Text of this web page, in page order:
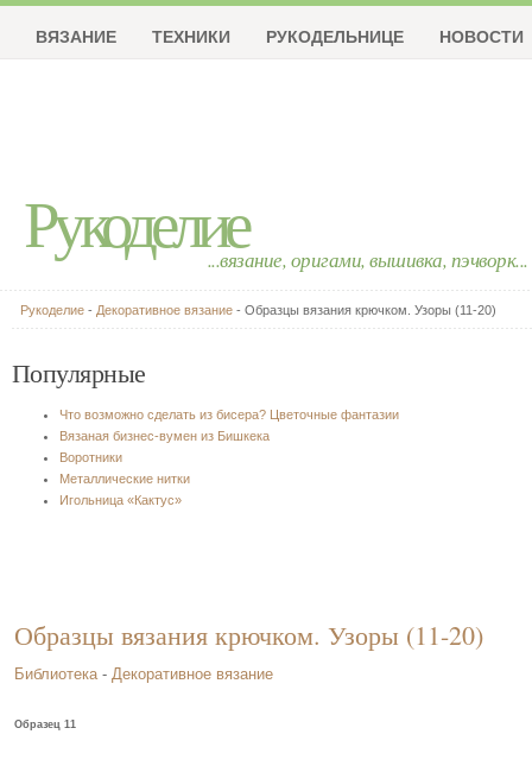
Рукоделие...вязание, оригами, вышивка, пэчворк...
ВЯЗАНИЕ ТЕХНИКИ РУКОДЕЛЬНИЦЕ НОВОСТИ
Рукоделие - Декоративное вязание - Образцы вязания крючком. Узоры (11-20)
Популярные
Что возможно сделать из бисера? Цветочные фантазии
Вязаная бизнес-вумен из Бишкека
Воротники
Металлические нитки
Игольница «Кактус»
Образцы вязания крючком. Узоры (11-20)
Библиотека - Декоративное вязание
Образец 11